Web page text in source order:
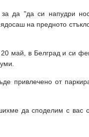
да "да си напудри
на предното
май, в Белград и си
привлечено от
да споделим с вас